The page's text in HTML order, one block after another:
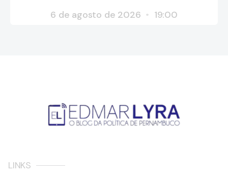
6 de agosto de 2026
19:00
LINKS